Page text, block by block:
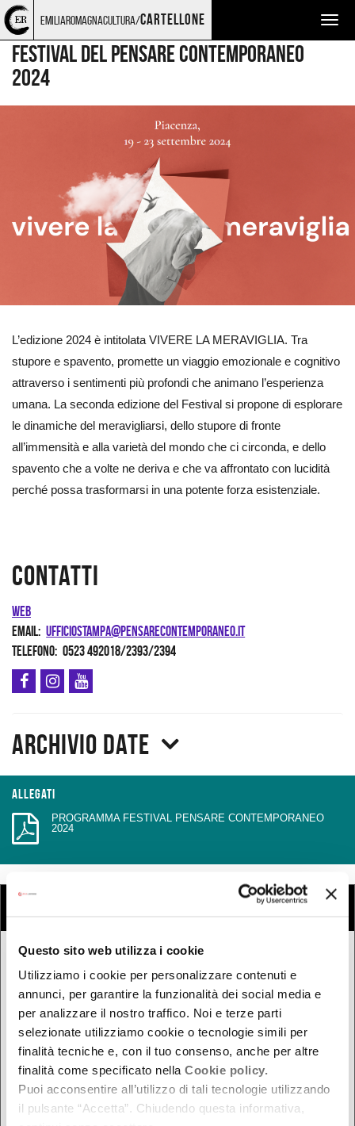
Questo sito web utilizza i cookie
Utilizziamo i cookie per personalizzare contenuti e
annunci, per garantire la funzionalità dei social media e
per analizzare il nostro traffico. Noi e terze parti
selezionate utilizziamo cookie o tecnologie simili per
finalità tecniche e, con il tuo consenso, anche per altre
finalità come specificato nella Cookie policy.
Puoi acconsentire all’utilizzo di tali tecnologie utilizzando
il pulsante “Accetta”. Chiudendo questa informativa,
Torna
alla
home
page
Cerca
nel
sito
Salta
ai
contenuti
Salta
al
menu
principale
emiliaromagnacultura/cartellone
FESTIVAL
FESTIVAL DEL PENSARE CONTEMPORANEO
2024
L’edizione 2024 è intitolata VIVERE LA MERAVIGLIA. Tra
stupore e spavento, promette un viaggio emozionale e cognitivo
attraverso i sentimenti più profondi che animano l’esperienza
umana. La seconda edizione del Festival si propone di esplorare
le dinamiche del meravigliarsi, dello stupore di fronte
all’immensità e alla varietà del mondo che ci circonda, e dello
spavento che a volte ne deriva e che va affrontato con lucidità
perché possa trasformarsi in una potente forza esistenziale.
Contatti
Web
Email ufficiostampa@pensarecontemporaneo.it
Telefono 0523 492018/2393/2394
Archivio date
Allegati
PROGRAMMA FESTIVAL PENSARE CONTEMPORANEO
2024
COSA
Oggi
Da oggi in poi
Nel week-end